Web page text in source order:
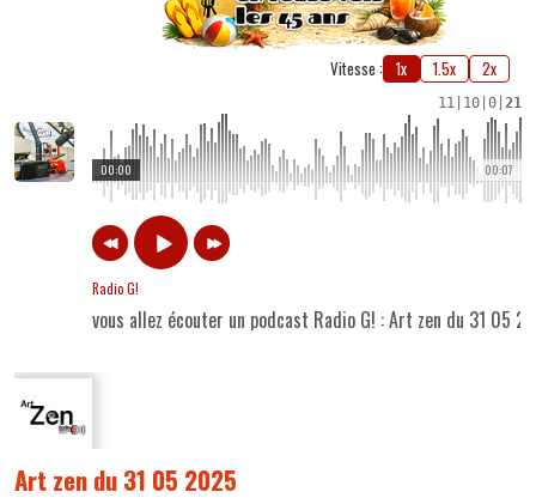
Vitesse : 1x 1.5x 2x
11 10 0 21
00:07
00:00
Radio G!
vous allez écouter un podcast Radio G! : Art zen du 31 05
Art zen du 31 05 2025